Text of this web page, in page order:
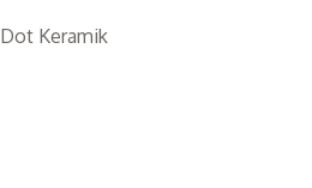
Keramik